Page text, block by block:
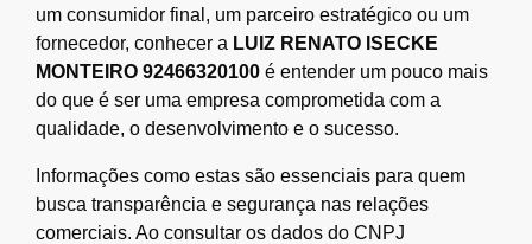
um consumidor final, um parceiro estratégico ou um
fornecedor, conhecer a LUIZ RENATO ISECKE
MONTEIRO 92466320100 é entender um pouco mais
do que é ser uma empresa comprometida com a
qualidade, o desenvolvimento e o sucesso.
Informações como estas são essenciais para quem
busca transparência e segurança nas relações
comerciais. Ao consultar os dados do CNPJ